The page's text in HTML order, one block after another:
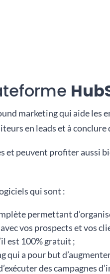
marketing qui aide les
en leads et à conclure
peuvent profiter aussi
qui sont :
permettant
vos prospects et vos
est 100% gratuit ;
qui a pour but
des campagnes